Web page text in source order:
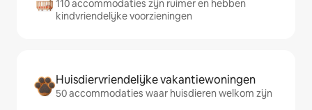
110 accommodaties zijn ruimer en hebben
kindvriendelijke voorzieningen
Huisdiervriendelijke vakantiewoningen
50 accommodaties waar huisdieren welkom zijn